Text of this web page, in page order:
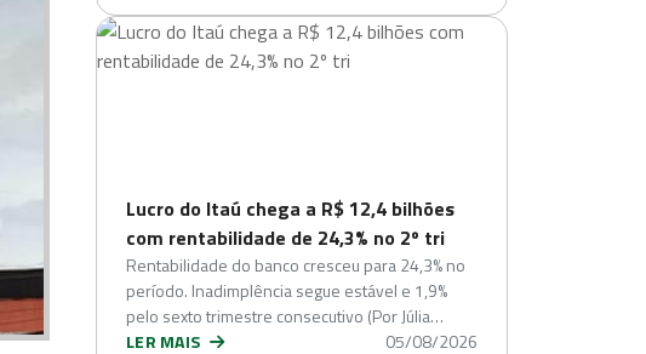
Lucro do Itaú chega a R$ 12,4 bilhões
com rentabilidade de 24,3% no 2º tri
Rentabilidade do banco cresceu para 24,3% no
período. Inadimplência segue estável e 1,9%
pelo sexto trimestre consecutivo (Por Júlia…
LER MAIS
05/08/2026